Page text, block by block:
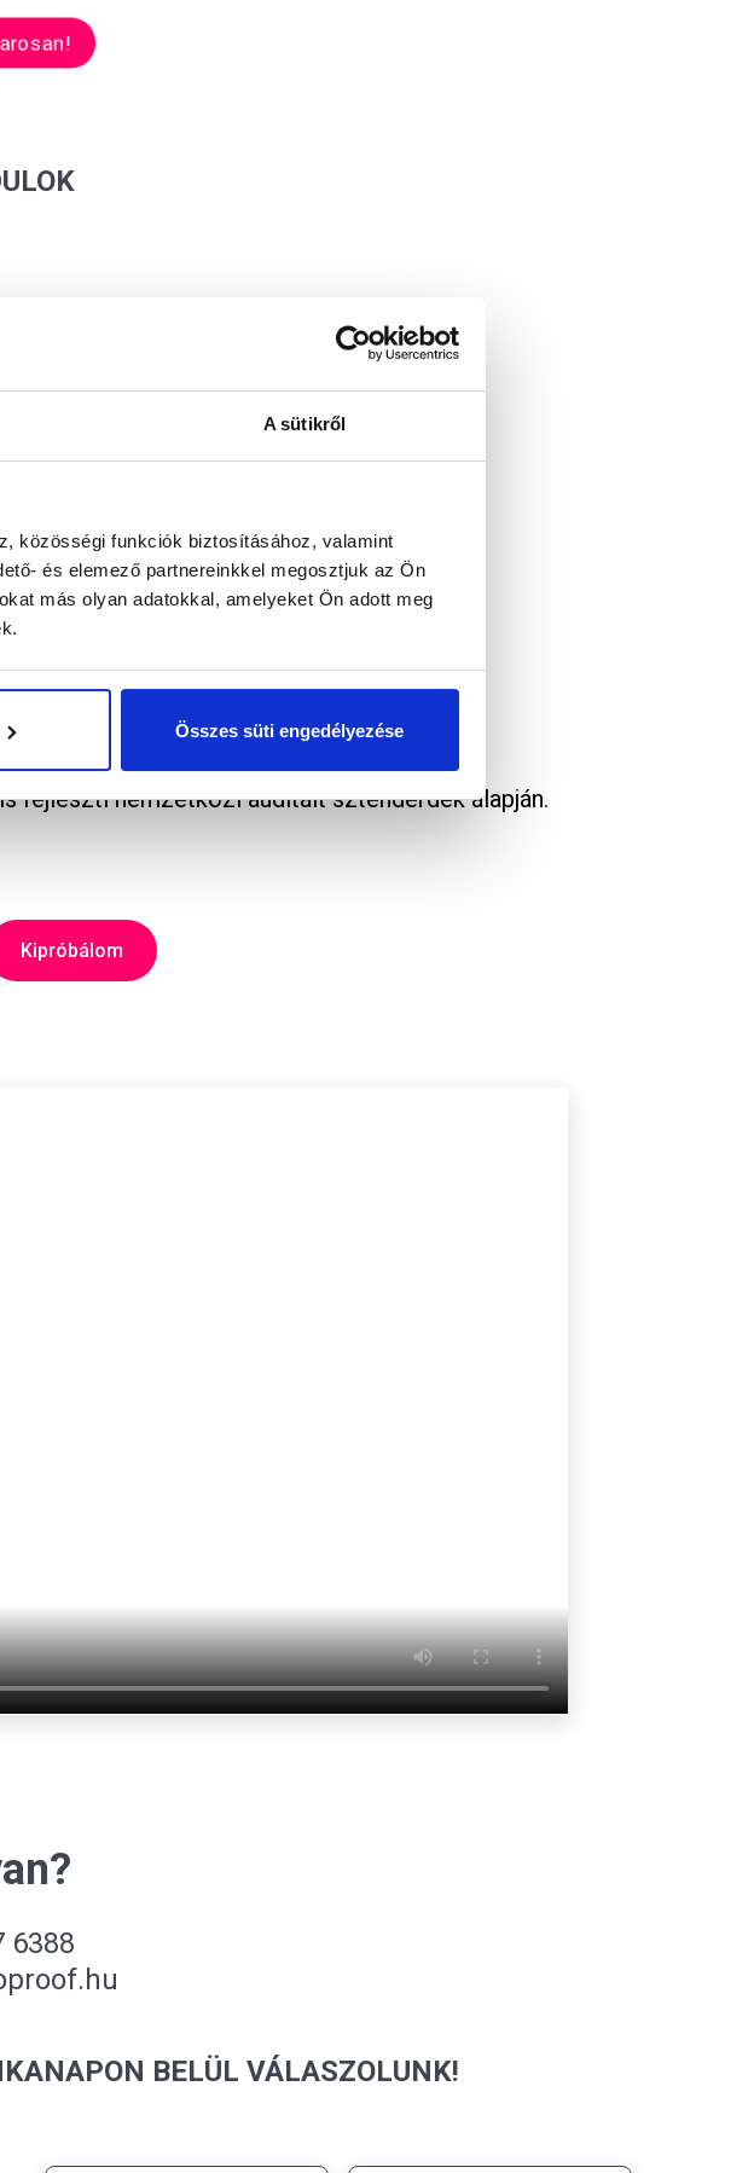
A sütikről
közösségi funkciók biztosításához, valamint
és elemező partnereinkkel megosztjuk az Ön
más olyan adatokkal, amelyeket Ön adott meg
Összes süti engedélyezése
ot?
a kényelmes cégvezetés.
válik.
eszközről bárhonnan elérhető.
fejleszti nemzetközi auditált sztenderdek alapján.
Kipróbálom
6388
BELÜL VÁLASZOLUNK!